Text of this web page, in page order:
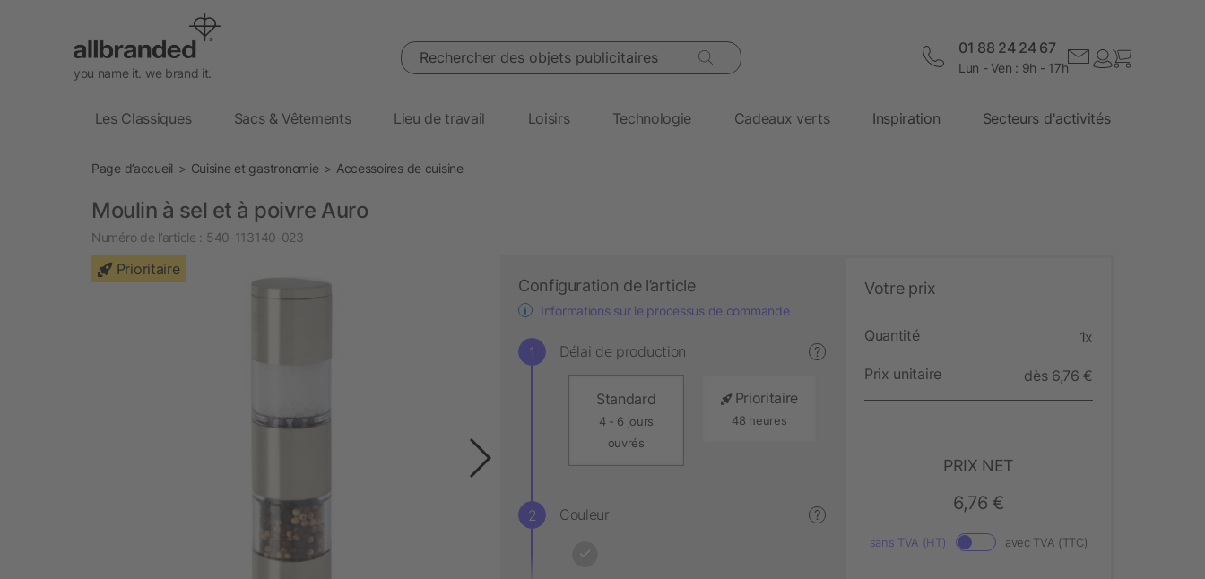
you name it. we brand it.
Rechercher des objets publicitaires 01 88 24 24 67
Lun - Ven : 9h - 17h
Les Classiques Sacs & Vêtements Lieu de travail Loisirs Technologie Cadeaux verts Inspiration Secteurs d'activités
Page d’accueil Cuisine et gastronomie Accessoires de cuisine
Moulin à sel et à poivre Auro
Numéro de l’article : 540-113140-023
Prioritaire
Configuration de l’article
Informations sur le processus de commande
Délai de production ?
Standard
4 - 6 jours
ouvrés
Prioritaire
48 heures
Couleur ?
Votre prix
Quantité 1x
Prix unitaire dès 6,76 €
PRIX NET
6,76 €
sans TVA (HT) avec TVA (TTC)